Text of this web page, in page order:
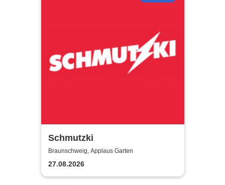
Schmutzki
Braunschweig, Applaus Garten
27.08.2026